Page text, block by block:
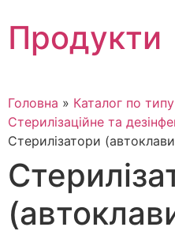
to
content
Продукти
Головна » Каталог по
Стерилізаційне та
Стерилізатори